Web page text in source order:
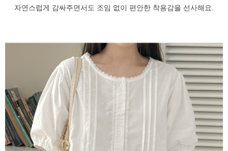
자연스럽게 감싸주면서도 조임 없이 편안한 착용감을 선사해요.